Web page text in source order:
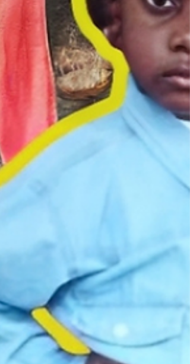
Will Smith, sur une plage où l’eau est au
minimum à 24 degrés, où le sable colle
encore aux chevilles et où la musique fait
vibrer l